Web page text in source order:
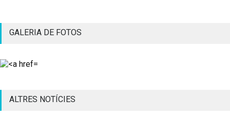
GALERIA DE FOTOS
ALTRES NOTÍCIES